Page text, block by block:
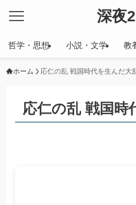
深夜
哲学・思想 小説・文学 教
ホーム 応仁の乱 戦国時代を生んだ大
応仁の乱 戦国時